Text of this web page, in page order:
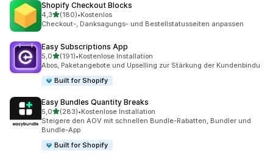
Shopify Checkout Blocks
4,3von 5 Sternen
(180)
180 Rezensionen insgesamt
•Kostenlos
Checkout-, Danksagungs- und Bestellstatusseiten anpassen
Easy Subscriptions App
5,0von 5 Sternen
(191)
191 Rezensionen insgesamt
•Kostenlose Installation
Abos, Paketangebote und Upselling zur Stärkung der Kundenbindu
Built for Shopify
Easy Bundles Quantity Breaks
5,0von 5 Sternen
(283)
283 Rezensionen insgesamt
•Kostenlose Installation
Steigere den AOV mit schnellen Bundle-Rabatten, Bundler und
Bundle-App
Built for Shopify